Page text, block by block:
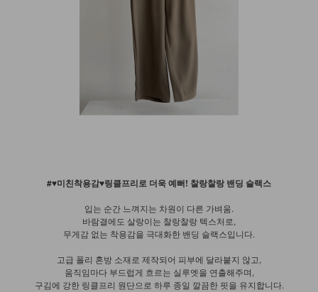
#♥미친착용감♥링클프리로 더욱 예뻐! 찰랑찰랑 밴딩 슬랙스
입는 순간 느껴지는 차원이 다른 가벼움.
바람결에도 살랑이는 찰랑찰랑 텍스처로,
무게감 없는 착용감을 극대화한 밴딩 슬랙스입니다.
고급 폴리 혼방 소재로 제작되어 피부에 달라붙지 않고,
움직임마다 부드럽게 흐르는 실루엣을 연출해주며,
구김에 강한 링클프리 원단으로 하루 종일 깔끔한 핏을 유지합니다.